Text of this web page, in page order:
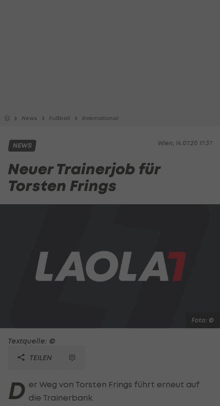
News Fußball International
Wien, 14.07.20 17:37
NEWS
Neuer Trainerjob für
Torsten Frings
Foto: ©
Textquelle: ©
TEILEN
D er Weg von Torsten Frings führt erneut auf
die Trainerbank.